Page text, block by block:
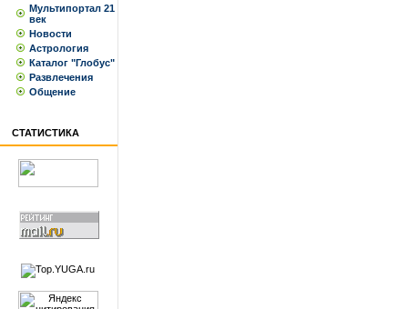
Мультипортал 21
век
Новости
Астрология
Каталог "Глобус"
Развлечения
Общение
СТАТИСТИКА